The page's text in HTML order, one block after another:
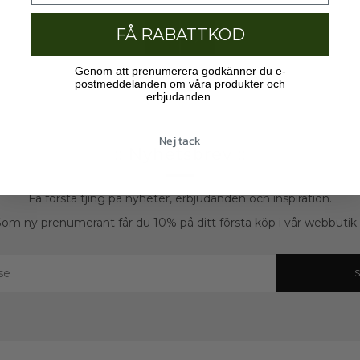
Äldre
inlägg
Nyare
inlägg
:: Nyhetsbrev ::
Få första tjing på nyheter, erbjudanden och inspiration.
ny prenumerant får du 10% på ditt första köp i vår webbutik
FÅ RABATTKOD
Genom att prenumerera godkänner du e-
postmeddelanden om våra produkter och
erbjudanden.
Nej tack